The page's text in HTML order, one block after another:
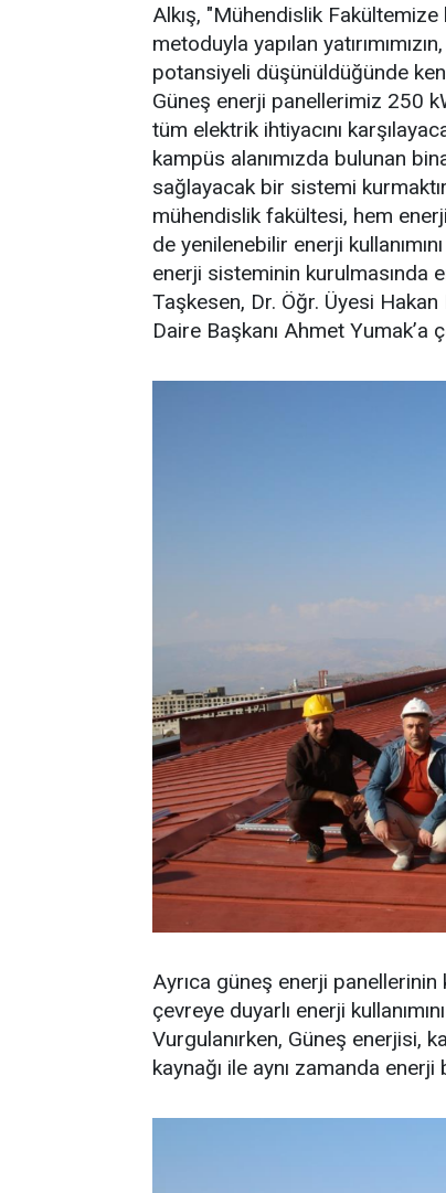
Alkış, "Mühendislik
metoduyla yapılan
potansiyeli düşünüldüğünde
Güneş enerji panellerimiz 250
tüm elektrik ihtiyacını
kampüs alanımızda bulunan
sağlayacak bir sistemi
mühendislik fakültesi, hem
de yenilenebilir enerji
enerji sisteminin kurulmasında
Taşkesen, Dr. Öğr. Üyesi
Daire Başkanı Ahmet
Ayrıca güneş enerji
çevreye duyarlı enerji
Vurgulanırken, Güneş enerjisi,
kaynağı ile aynı zamanda enerji